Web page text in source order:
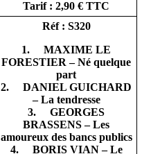
Tarif : 2,90 € TTC
Réf : S320
1. MAXIME LE
FORESTIER – Né quelque
part
2. DANIEL GUICHARD
– La tendresse
3. GEORGES
BRASSENS – Les
amoureux des bancs publics
4. BORIS VIAN – Le